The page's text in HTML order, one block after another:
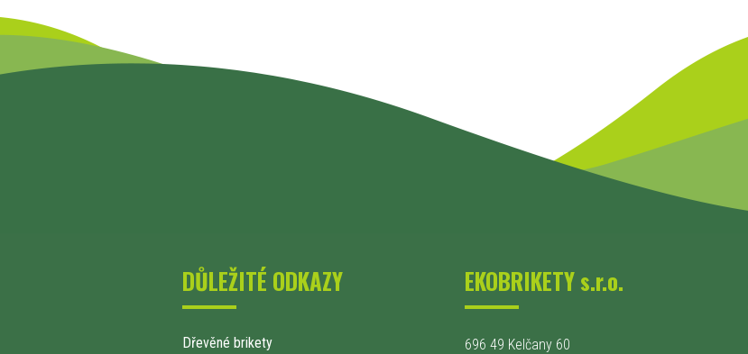
DŮLEŽITÉ ODKAZY
Dřevěné brikety
EKOBRIKETY s.r.o.
696 49 Kelčany 60